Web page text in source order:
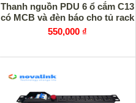
Thanh nguồn PDU 6 ổ cắm C13
có MCB và đèn báo cho tủ rack
550,000 ₫